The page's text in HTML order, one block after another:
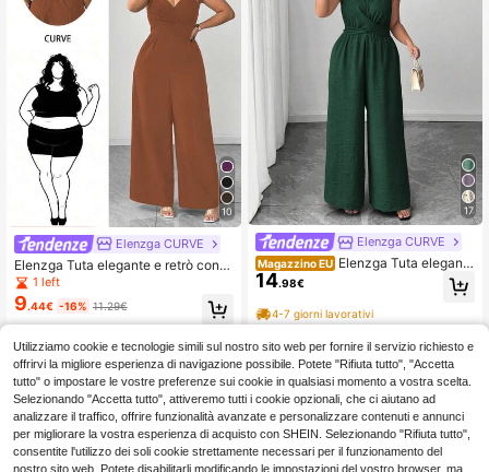
10
Elenzga CURVE
Elenzga Tuta elegante e retrò con s
collo a V e vita stretta, adatta per l'u
so quotidiano
1 left
9.44€ -16% 11.29€
17
Elenzga CURVE
Magazzino EU Elenzga Tuta elegante
estiva da donna taglie forti verde sc
uro in tessuto plissettato con spallin
e sottili, perline in vita, bottoni e fioc
co, outfit per laurea, ballo e matrimo
nio
14.98€
4-7 giorni lavorativi
Utilizziamo cookie e tecnologie simili sul nostro sito web per fornire il servizio richiesto e
offrirvi la migliore esperienza di navigazione possibile. Potete "Rifiuta tutto", "Accetta
tutto" o impostare le vostre preferenze sui cookie in qualsiasi momento a vostra scelta.
Selezionando "Accetta tutto", attiveremo tutti i cookie opzionali, che ci aiutano ad
analizzare il traffico, offrire funzionalità avanzate e personalizzare contenuti e annunci
per migliorare la vostra esperienza di acquisto con SHEIN. Selezionando "Rifiuta tutto",
consentite l'utilizzo dei soli cookie strettamente necessari per il funzionamento del
nostro sito web. Potete disabilitarli modificando le impostazioni del vostro browser, ma